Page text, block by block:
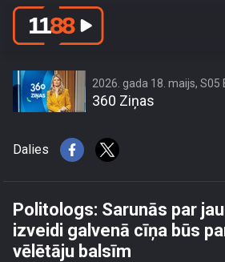
Politologs: Sarunās
amatiem un vēlētāju
2026. gada 18. maijs, S05
360 Ziņas
Dalies
Politologs: Sarunās par
izveidi galvenā cīņa būs
vēlētāju balsīm